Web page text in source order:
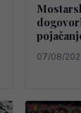
07/08/